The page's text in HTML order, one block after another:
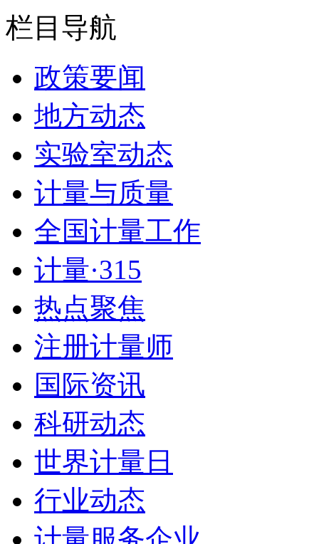
栏目导航
政策要闻
地方动态
实验室动态
计量与质量
全国计量工作
计量·315
热点聚焦
注册计量师
国际资讯
科研动态
世界计量日
行业动态